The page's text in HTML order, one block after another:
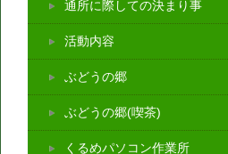
通所に際しての決まり事
活動内容
ぶどうの郷
ぶどうの郷(喫茶)
くるめパソコン作業所